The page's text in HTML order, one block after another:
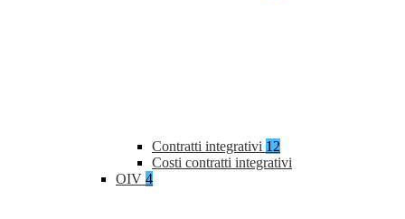
Contratti integrativi 12
Costi contratti integrativi
OIV 4